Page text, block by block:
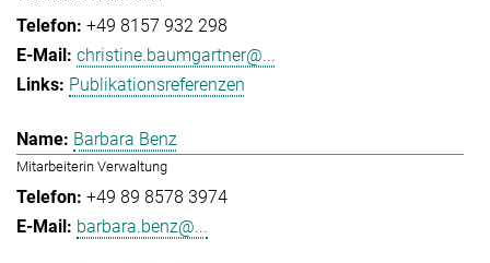
+49 8157 932 298
christine.baumgartner@...
Publikationsreferenzen
Barbara Benz
Mitarbeiterin Verwaltung
+49 89 8578 3974
barbara.benz@...